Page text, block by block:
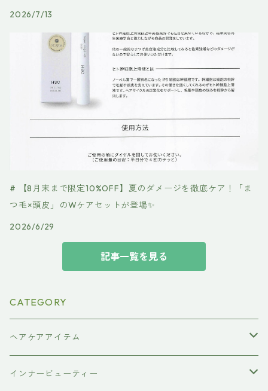
2026/7/13
# 【8月末まで限定10%OFF】夏のダメージを徹底ケア！「ま
つ毛×頭皮」のWケアセットが登場✨
2026/6/29
記事一覧を見る
CATEGORY
ヘアケアアイテム
シャンプー
インナービューティー